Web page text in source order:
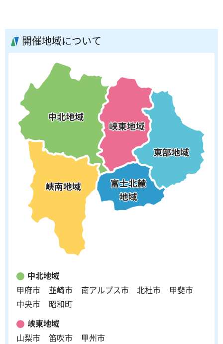
開催地域について
中北地域
甲府市
韮崎市 南アルプス市 北杜市
甲斐市
中央市
昭和町
峡東地域
山梨市
笛吹市
甲州市